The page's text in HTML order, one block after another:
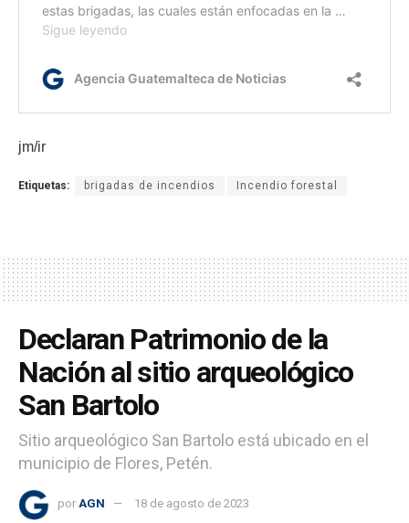
jm/ir
Etiquetas: brigadas de incendios Incendio forestal
Declaran Patrimonio de la
Nación al sitio arqueológico
San Bartolo
Sitio arqueológico San Bartolo está ubicado en el
municipio de Flores, Petén.
por AGN 18 de agosto de 2023